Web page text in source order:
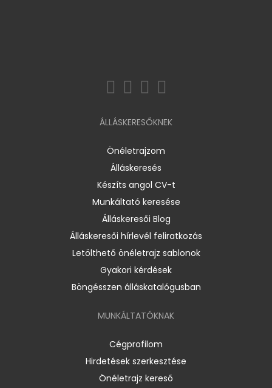
ÁLLÁSKERESŐKNEK
Önéletrajzom
Álláskeresés
Készíts angol CV-t
Munkáltató keresése
Álláskeresői Blog
Álláskeresői hírlevél feliratkozás
Letölthető önéletrajz sablonok
Gyakori kérdések
Böngésszen álláskatalógusban
MUNKÁLTATÓKNAK
Cégprofilom
Hirdetések szerkesztése
Önéletrajz kereső